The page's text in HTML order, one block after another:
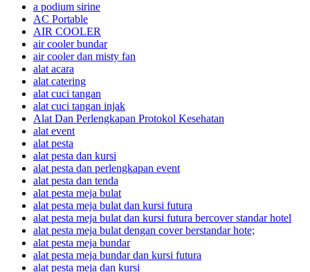
a podium sirine
AC Portable
AIR COOLER
air cooler bundar
air cooler dan misty fan
alat acara
alat catering
alat cuci tangan
alat cuci tangan injak
Alat Dan Perlengkapan Protokol Kesehatan
alat event
alat pesta
alat pesta dan kursi
alat pesta dan perlengkapan event
alat pesta dan tenda
alat pesta meja bulat
alat pesta meja bulat dan kursi futura
alat pesta meja bulat dan kursi futura bercover standar hotel
alat pesta meja bulat dengan cover berstandar hote;
alat pesta meja bundar
alat pesta meja bundar dan kursi futura
alat pesta meja dan kursi